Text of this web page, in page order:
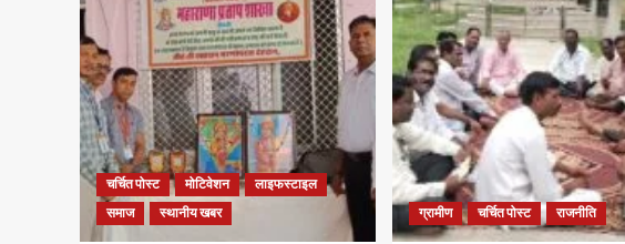
चर्चित पोस्ट मोटिवेशन
लाइफस्टाइल
समाज
स्थानीय खबर ग्रामीण चर्चित पोस्ट राजनीति